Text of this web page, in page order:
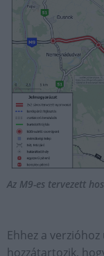
Az M9-es tervezett
Ehhez a
hozzátartozik,